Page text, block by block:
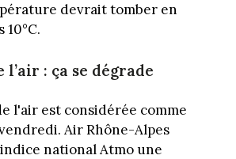
devrait tomber en
10°C.
l’air : ça se dégrade
l'air est considérée comme
Air Rhône-Alpes
national Atmo une